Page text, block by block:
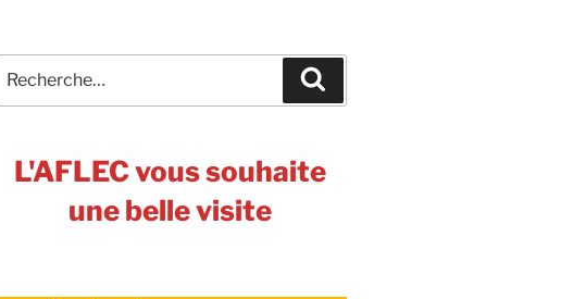
pour
L'AFLEC vous souhaite
une belle visite